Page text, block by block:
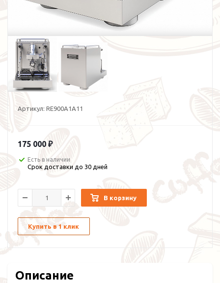
Артикул: RE900A1A11
175 000 ₽
Есть в наличии
Срок доставки до 30 дней
В корзину
Купить в 1 клик
Описание